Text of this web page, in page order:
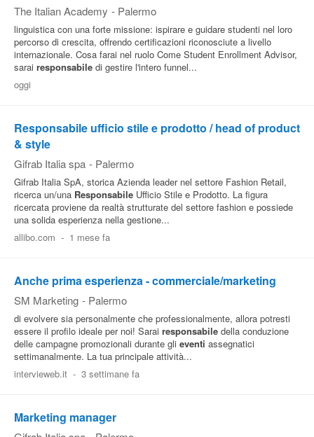
The Italian Academy - Palermo
linguistica con una forte missione: ispirare e guidare studenti nel loro
percorso di crescita, offrendo certificazioni riconosciute a livello
internazionale. Cosa farai nel ruolo Come Student Enrollment Advisor,
sarai responsabile di gestire l'intero funnel...
oggi
Responsabile ufficio stile e prodotto / head of product
& style
Gifrab Italia spa - Palermo
Gifrab Italia SpA, storica Azienda leader nel settore Fashion Retail,
ricerca un/una Responsabile Ufficio Stile e Prodotto. La figura
ricercata proviene da realtà strutturate del settore fashion e possiede
una solida esperienza nella gestione...
allibo.com - 1 mese fa
Anche prima esperienza - commerciale/marketing
SM Marketing - Palermo
di evolvere sia personalmente che professionalmente, allora potresti
essere il profilo ideale per noi! Sarai responsabile della conduzione
delle campagne promozionali durante gli eventi assegnatici
settimanalmente. La tua principale attività...
intervieweb.it - 3 settimane fa
Marketing manager